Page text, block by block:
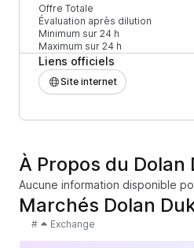
Offre Totale
Évaluation après dilution
Minimum sur 24 h
Maximum sur 24 h
Liens officiels
Site internet
À Propos du Dolan
Aucune information disponible
Marchés Dolan
# Exchange